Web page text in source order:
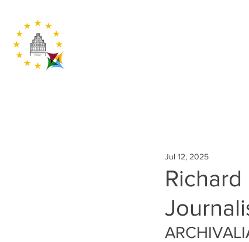
Jul 12, 2025